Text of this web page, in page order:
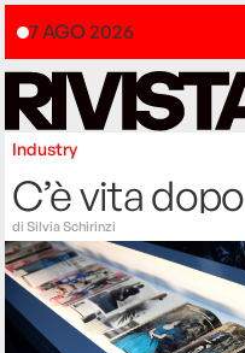
7 AGO 2026
Industry
C’è vita dopo
diSilvia Schirinzi